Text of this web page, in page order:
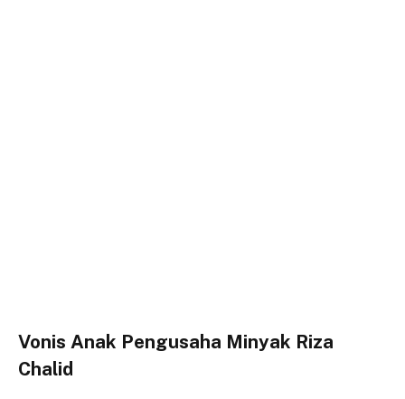
Vonis Anak Pengusaha Minyak Riza
Chalid